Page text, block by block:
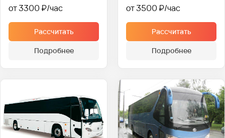
от 3300 ₽
Рассчитать
Подробнее
от 3500 ₽
Рассчитать
Подробнее